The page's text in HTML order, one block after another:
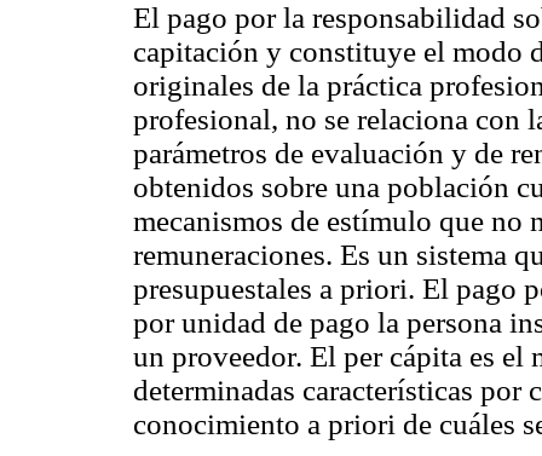
El pago por la responsabilidad
capitación y constituye el modo
originales de la práctica
profesional, no se relaciona con
parámetros de evaluación y de
obtenidos sobre una población
mecanismos de estímulo que no
remuneraciones. Es un sistema
presupuestales a priori. El pago
por unidad de pago la persona
un proveedor. El per cápita es el
determinadas características por
conocimiento a priori de cuáles